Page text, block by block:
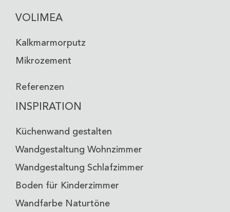
VOLIMEA
Kalkmarmorputz
Mikrozement
Referenzen
INSPIRATION
Küchenwand gestalten
Wandgestaltung Wohnzimmer
Wandgestaltung Schlafzimmer
Boden für Kinderzimmer
Wandfarbe Naturtöne